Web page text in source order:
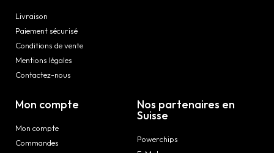
Livraison
Paiement sécurisé
Conditions de vente
Mentions légales
Contactez-nous
Mon compte
Mon compte
Commandes
Nos partenaires en
Suisse
Powerchips